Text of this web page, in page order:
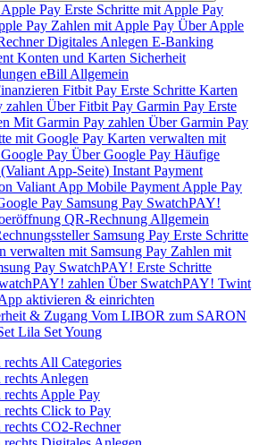
Apple Pay Erste Schritte mit Apple Pay
Pay Zahlen mit Apple Pay Über Apple
Digitales Anlegen E-Banking
Konten und Karten Sicherheit
eBill Allgemein
Fitbit Pay Erste Schritte Karten
zahlen Über Fitbit Pay Garmin Pay Erste
Mit Garmin Pay zahlen Über Garmin Pay
mit Google Pay Karten verwalten mit
Pay Über Google Pay Häufige
App-Seite) Instant Payment
Valiant App Mobile Payment Apple Pay
Pay Samsung Pay SwatchPAY!
QR-Rechnung Allgemein
Samsung Pay Erste Schritte
verwalten mit Samsung Pay Zahlen mit
Pay SwatchPAY! Erste Schritte
zahlen Über SwatchPAY! Twint
aktivieren & einrichten
& Zugang Vom LIBOR zum SARON
Lila Set Young
All Categories
Anlegen
Apple Pay
Click to Pay
CO2-Rechner